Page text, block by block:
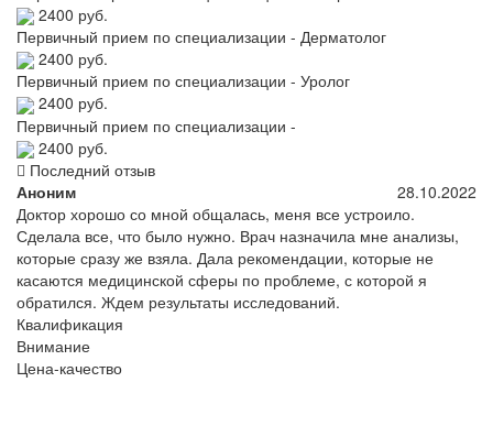
2400 руб.
Первичный прием по специализации - Дерматолог
2400 руб.
Первичный прием по специализации - Уролог
2400 руб.
Первичный прием по специализации -
2400 руб.
Последний отзыв
Аноним
28.10.2022
Доктор хорошо со мной общалась, меня все устроило.
Сделала все, что было нужно. Врач назначила мне анализы,
которые сразу же взяла. Дала рекомендации, которые не
касаются медицинской сферы по проблеме, с которой я
обратился. Ждем результаты исследований.
Квалификация
Внимание
Цена-качество